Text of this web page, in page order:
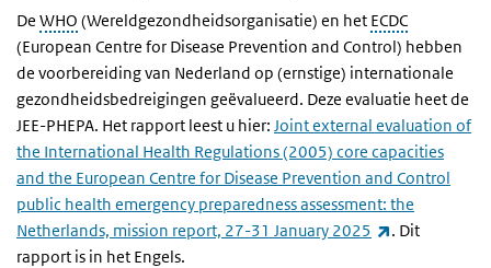
De WHO (Wereldgezondheidsorganisatie) en het ECDC
(European Centre for Disease Prevention and Control) hebben
de voorbereiding van Nederland op (ernstige) internationale
gezondheidsbedreigingen geëvalueerd. Deze evaluatie heet de
JEE-PHEPA. Het rapport leest u hier: Joint external evaluation of
the International Health Regulations (2005) core capacities
and the European Centre for Disease Prevention and Control
public health emergency preparedness assessment: the
Netherlands, mission report, 27-31 January 2025
(externe link)
. Dit
rapport is in het Engels.